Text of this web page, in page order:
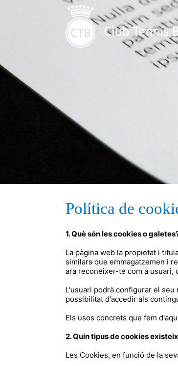
Política de
1. Què són les cookies o
La pàgina web la propietat i
similars que emmagatzemen i
ara reconèixer-te com a usuari,
L'usuari podrà configurar el
possibilitat d'accedir als
Els usos concrets que fem
2. Quin tipus de cookies
Les Cookies, en funció de la